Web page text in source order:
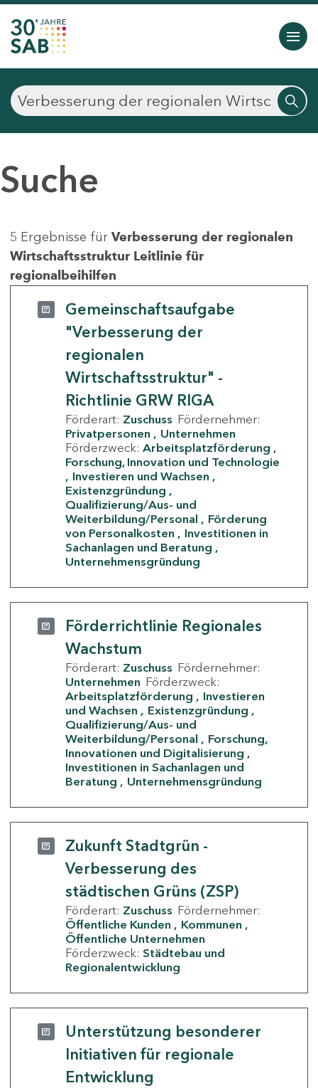
Suche
5 Ergebnisse für Verbesserung der regionalen
Wirtschaftsstruktur Leitlinie für
regionalbeihilfen
Gemeinschaftsaufgabe
"Verbesserung der
regionalen
Wirtschaftsstruktur" -
Richtlinie GRW RIGA
Förderart: Zuschuss Fördernehmer:
Privatpersonen
Unternehmen
Förderzweck: Arbeitsplatzförderung
Forschung, Innovation und Technologie
Investieren und Wachsen
Existenzgründung
Qualifizierung/Aus- und
Weiterbildung/Personal
Förderung
von Personalkosten
Investitionen in
Sachanlagen und Beratung
Unternehmensgründung
Förderrichtlinie Regionales
Wachstum
Förderart: Zuschuss Fördernehmer:
Unternehmen Förderzweck:
Arbeitsplatzförderung
Investieren
und Wachsen
Existenzgründung
Qualifizierung/Aus- und
Weiterbildung/Personal
Forschung,
Innovationen und Digitalisierung
Investitionen in Sachanlagen und
Beratung
Unternehmensgründung
Zukunft Stadtgrün -
Verbesserung des
städtischen Grüns (ZSP)
Förderart: Zuschuss Fördernehmer:
Öffentliche Kunden
Kommunen
Öffentliche Unternehmen
Förderzweck: Städtebau und
Regionalentwicklung
Unterstützung besonderer
Initiativen für regionale
Entwicklung